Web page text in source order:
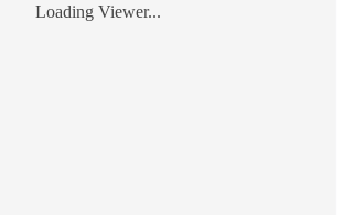
Loading Viewer...